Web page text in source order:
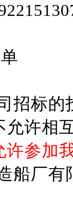
招标的
允许相
参加
船厂有